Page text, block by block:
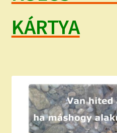
KÁRTYA